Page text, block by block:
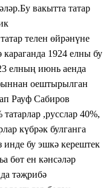
вакытта татар
телен өйрәнүне
1924 елны бу
елның июнь аенда
оештырылган
Рауф Сабиров
,русслар 40%,
күбрәк булганга
инде бу эшкә керештек
бөт ен кәнсәләр
тәҗрибә